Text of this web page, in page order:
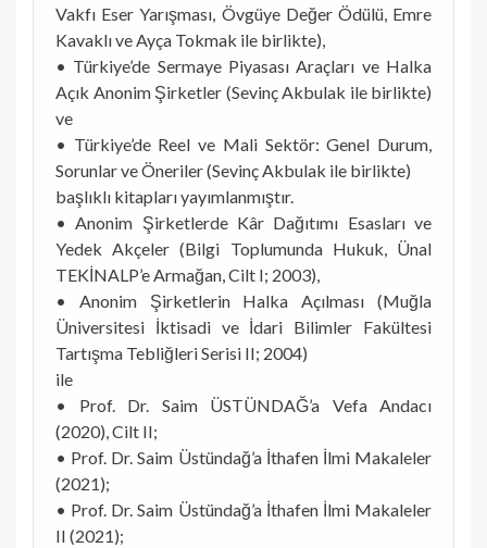
Vakfı Eser Yarışması, Övgüye Değer Ödülü, Emre
Kavaklı ve Ayça Tokmak ile birlikte),
• Türkiye’de Sermaye Piyasası Araçları ve Halka
Açık Anonim Şirketler (Sevinç Akbulak ile birlikte)
ve
• Türkiye’de Reel ve Mali Sektör: Genel Durum,
Sorunlar ve Öneriler (Sevinç Akbulak ile birlikte)
başlıklı kitapları yayımlanmıştır.
• Anonim Şirketlerde Kâr Dağıtımı Esasları ve
Yedek Akçeler (Bilgi Toplumunda Hukuk, Ünal
TEKİNALP’e Armağan, Cilt I; 2003),
• Anonim Şirketlerin Halka Açılması (Muğla
Üniversitesi İktisadi ve İdari Bilimler Fakültesi
Tartışma Tebliğleri Serisi II; 2004)
ile
• Prof. Dr. Saim ÜSTÜNDAĞ’a Vefa Andacı
(2020), Cilt II;
• Prof. Dr. Saim Üstündağ’a İthafen İlmi Makaleler
(2021);
• Prof. Dr. Saim Üstündağ’a İthafen İlmi Makaleler
II (2021);